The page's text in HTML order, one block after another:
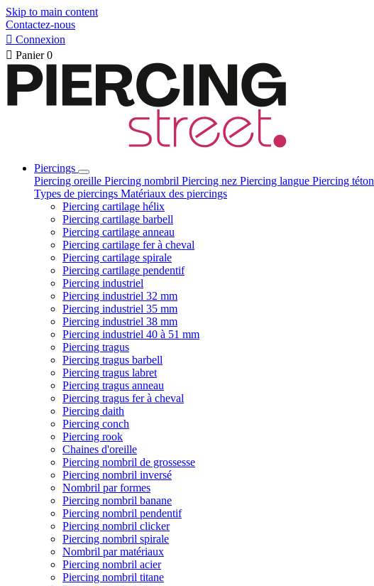
Skip to main content
Contactez-nous
 Connexion
 Panier 0
Piercings
Piercing oreille Piercing nombril Piercing nez Piercing langue Piercing téton
Types de piercings Matériaux des piercings
Piercing cartilage hélix
Piercing cartilage barbell
Piercing cartilage anneau
Piercing cartilage fer à cheval
Piercing cartilage spirale
Piercing cartilage pendentif
Piercing industriel
Piercing industriel 32 mm
Piercing industriel 35 mm
Piercing industriel 38 mm
Piercing industriel 40 à 51 mm
Piercing tragus
Piercing tragus barbell
Piercing tragus labret
Piercing tragus anneau
Piercing tragus fer à cheval
Piercing daith
Piercing conch
Piercing rook
Chaines d'oreille
Piercing nombril de grossesse
Piercing nombril inversé
Nombril par formes
Piercing nombril banane
Piercing nombril pendentif
Piercing nombril clicker
Piercing nombril spirale
Nombril par matériaux
Piercing nombril acier
Piercing nombril titane